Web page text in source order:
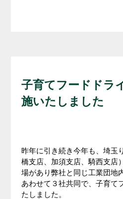
子育てフードドラ
施いたしました
昨年に引き続き今年も、埼玉
橋支店、加須支店、騎西支店
場があり弊社と同じ工業団地
あわせて３社共同で、子育て
たしました。